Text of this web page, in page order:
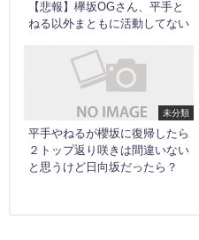
【悲報】欅坂OGさん、平手と
ねる以外まともに活動してない
未分類
平手やねるが櫻坂に復帰したら
２トップ返り咲きは間違いない
と思うけど日向坂だったら？